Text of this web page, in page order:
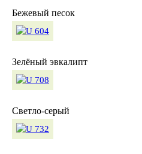
Бежевый песок
Зелёный эвкалипт
Светло-серый